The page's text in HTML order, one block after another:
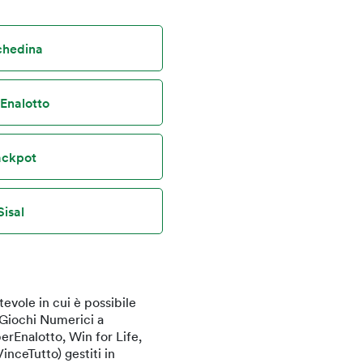
in cui è possibile
Numerici a
Win for Life,
gestiti in